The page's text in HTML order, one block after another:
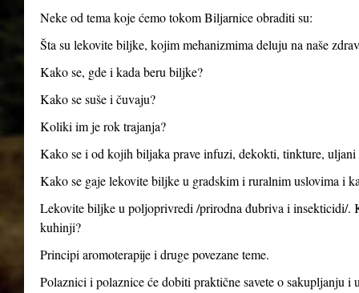
Neke od tema koje ćemo tokom Biljarnice obraditi su:
Šta su lekovite biljke, kojim mehanizmima deluju na naše
Kako se, gde i kada beru biljke?
Kako se suše i čuvaju?
Koliki im je rok trajanja?
Kako se i od kojih biljaka prave infuzi, dekokti, tinkture, uljani
Kako se gaje lekovite biljke u gradskim i ruralnim uslovima i
Lekovite biljke u poljoprivredi /prirodna đubriva i insekticidi/.
kuhinji?
Principi aromoterapije i druge povezane teme.
Polaznici i polaznice će dobiti praktične savete o sakupljanju